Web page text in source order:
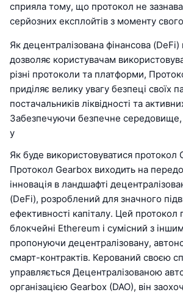
сприяла тому, що протокол не
серйозних експлойтів з моменту
Як децентралізована фінансова
дозволяє користувачам
різні протоколи та платформи,
приділяє велику увагу безпеці своїх
постачальників ліквідності та
Забезпечуючи безпечне середовище,
у
Як буде використовуватися протокол
Протокол Gearbox виходить на
інновація в ландшафті
(DeFi), розроблений для значного
ефективності капіталу. Цей
блокчейні Ethereum і сумісний з
пропонуючи децентралізовану,
смарт-контрактів. Керований своєю
управляється Децентралізованою
організацією Gearbox (DAO), він